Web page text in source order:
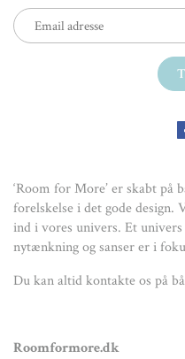
‘Room for More’ er skabt på
forelskelse i det gode
ind i vores univers. Et
nytænkning og sanser er i
Du kan altid kontakte os på
Roomformore.dk